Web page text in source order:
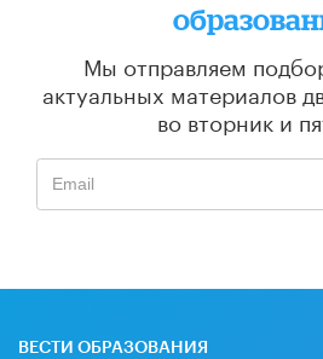
Мы отправляем
актуальных материалов
во вторник и
ВЕСТИ ОБРАЗОВАНИЯ